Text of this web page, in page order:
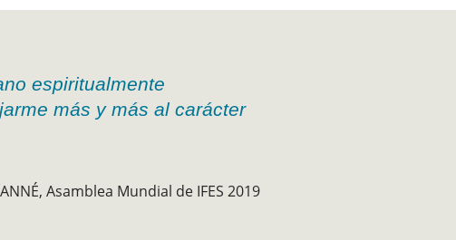
espiritualmente
más y más al carácter
Asamblea Mundial de IFES 2019